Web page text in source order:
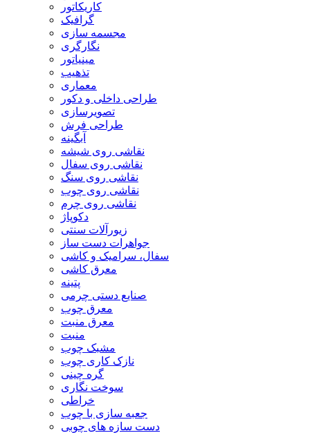
کاریکاتور
گرافیک
مجسمه سازی
نگارگری
مینیاتور
تذهیب
معماری
طراحی داخلی و دکور
تصویرسازی
طراحی فرش
آبگینه
نقاشی روی شیشه
نقاشی روی سفال
نقاشی روی سنگ
نقاشی روی چوب
نقاشی روی چرم
دکوپاژ
زیورآلات سنتی
جواهرات دست ساز
سفال، سرامیک و کاشی
معرق کاشی
پتینه
صنایع دستی چرمی
معرق چوب
معرق منبت
منبت
مشبک چوب
نازک کاری چوب
گره چینی
سوخت نگاری
خراطی
جعبه سازی با چوب
دست سازه های چوبی